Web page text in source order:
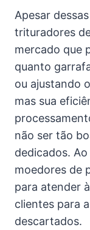
Apesar
trituradores
mercado que
quanto
ou ajustando
mas sua
não ser tão
dedicados.
moedores de
para atender
clientes para
descartados.